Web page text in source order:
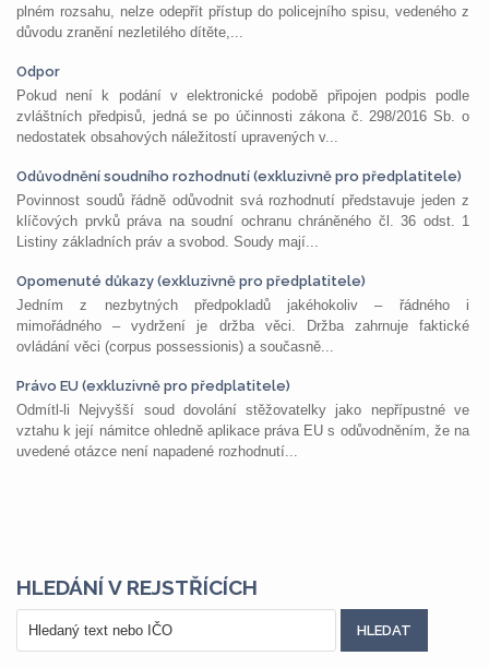
plném rozsahu, nelze odepřít přístup do policejního spisu, vedeného z
důvodu zranění nezletilého dítěte,...
Odpor
Pokud není k podání v elektronické podobě připojen podpis podle
zvláštních předpisů, jedná se po účinnosti zákona č. 298/2016 Sb. o
nedostatek obsahových náležitostí upravených v...
Odůvodnění soudního rozhodnutí (exkluzivně pro předplatitele)
Povinnost soudů řádně odůvodnit svá rozhodnutí představuje jeden z
klíčových prvků práva na soudní ochranu chráněného čl. 36 odst. 1
Listiny základních práv a svobod. Soudy mají...
Opomenuté důkazy (exkluzivně pro předplatitele)
Jedním z nezbytných předpokladů jakéhokoliv – řádného i
mimořádného – vydržení je držba věci. Držba zahrnuje faktické
ovládání věci (corpus possessionis) a současně...
Právo EU (exkluzivně pro předplatitele)
Odmítl-li Nejvyšší soud dovolání stěžovatelky jako nepřípustné ve
vztahu k její námitce ohledně aplikace práva EU s odůvodněním, že na
uvedené otázce není napadené rozhodnutí...
HLEDÁNÍ V REJSTŘÍCÍCH